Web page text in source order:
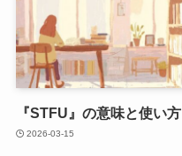
『STFU』の意味と使い方
2026-03-15